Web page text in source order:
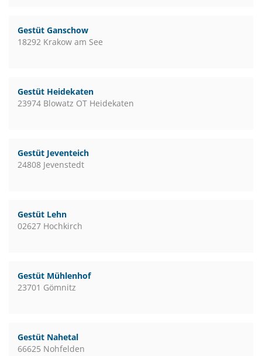
Gestüt Ganschow
18292 Krakow am See
Gestüt Heidekaten
23974 Blowatz OT Heidekaten
Gestüt Jeventeich
24808 Jevenstedt
Gestüt Lehn
02627 Hochkirch
Gestüt Mühlenhof
23701 Gömnitz
Gestüt Nahetal
66625 Nohfelden